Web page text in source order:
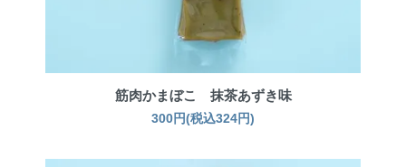
筋肉かまぼこ 抹茶あずき味
300円(税込324円)